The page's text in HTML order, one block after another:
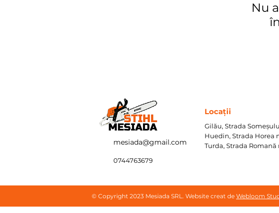
Nu
0744763679
Locații
Gilău, Strada
Huedin, Strada Horea
Turda, Strada Romană
mesiada@gmail.com
© Copyright 2023 Mesiada SRL. Website creat de Webloom